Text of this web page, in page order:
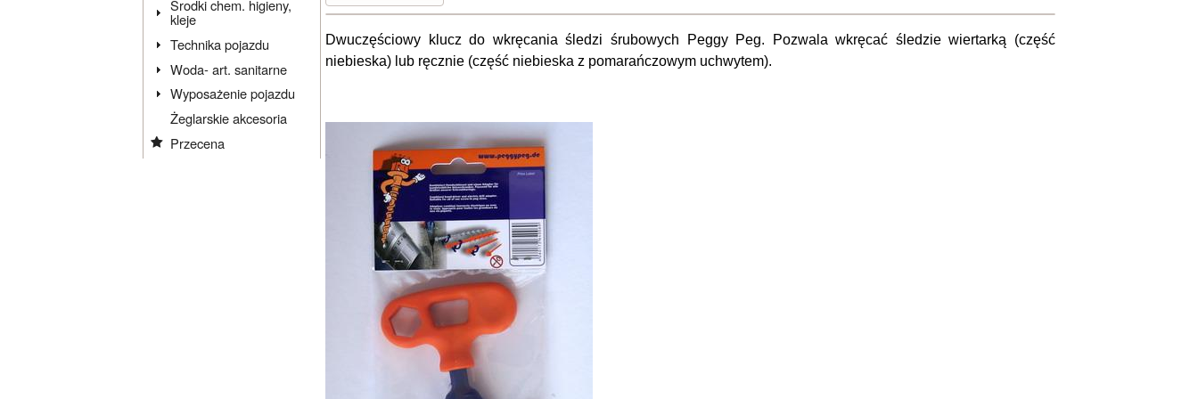
Środki chem. higieny,
kleje
Technika pojazdu
Woda- art. sanitarne
Wyposażenie pojazdu
Żeglarskie akcesoria
Przecena
Dwuczęściowy klucz do wkręcania śledzi śrubowych Peggy Peg. Pozwala wkręcać śledzie wiertarką (część
niebieska) lub ręcznie (część niebieska z pomarańczowym uchwytem).